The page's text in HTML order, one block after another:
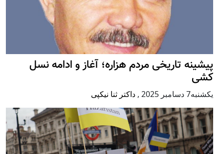
پيشينه تاريخی مردم هزاره؛ آغاز و ادامه نسل
کشی
يكشنبه7 دسامبر 2025 , داکتر ثنا نیکپی